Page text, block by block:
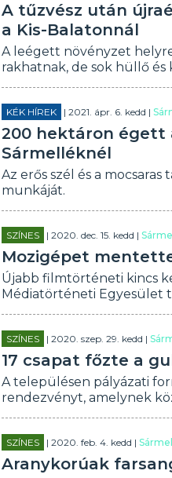
A tűzvész után
a Kis-Balatonnál
A leégett növényzet
rakhatnak, de sok hüllő
KÉK HÍREK | 2021. ápr. 6. kedd |
200 hektáron égett
Sármelléknél
Az erős szél és a
munkáját.
SZÍNES | 2020. dec. 15. kedd |
Mozigépet
Újabb filmtörténeti kincs
Médiatörténeti Egyesület
SZÍNES | 2020. szep. 29. kedd |
17 csapat főzte a
A településen pályázati
rendezvényt, amelynek
SZÍNES | 2020. feb. 4. kedd |
Aranykorúak